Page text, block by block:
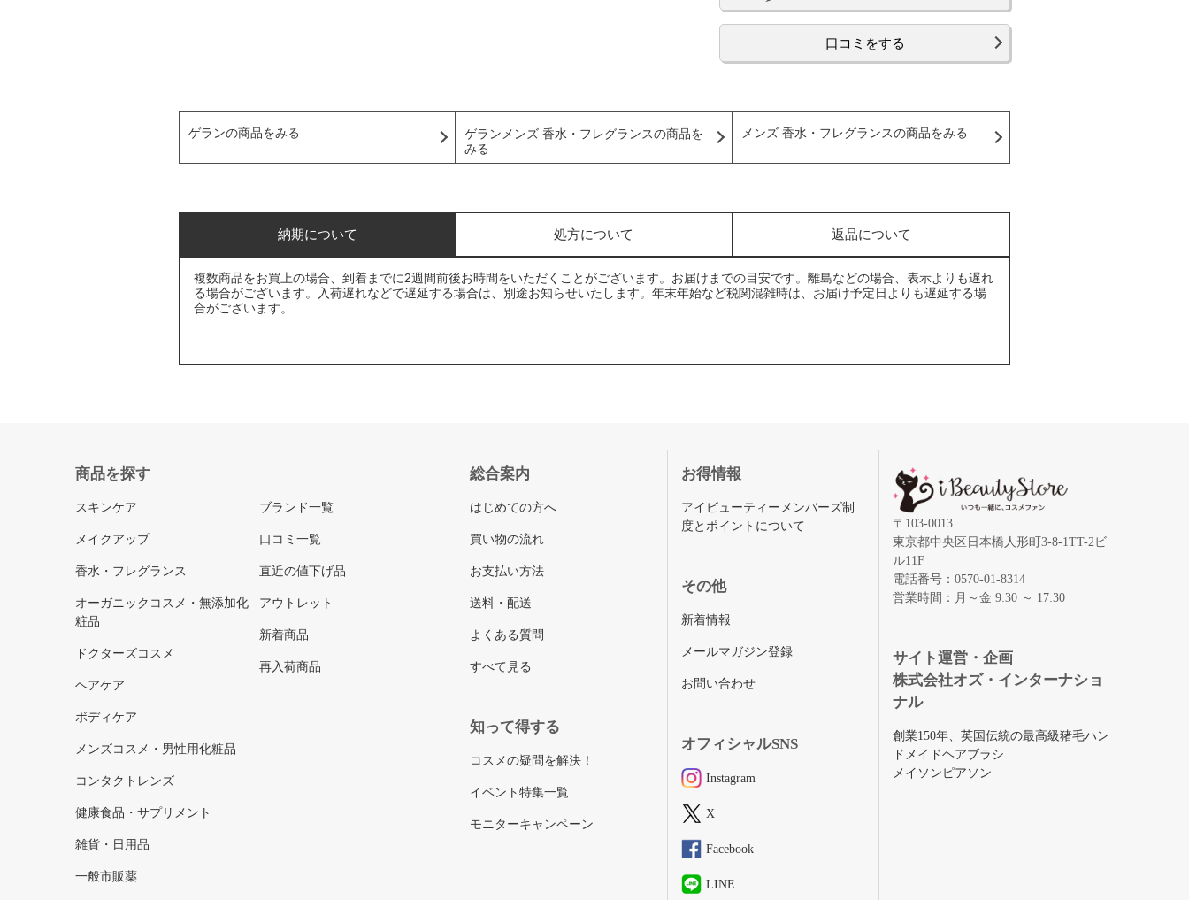
口コミをする
ゲランの商品をみる
ゲランメンズ 香水・フレグランスの商品を
みる
メンズ 香水・フレグランスの商品をみる
納期について 処方について 返品について
複数商品をお買上の場合、到着までに2週間前後お時間をいただくことがございます。お届けまでの目安です。離島などの場合、表示よりも遅れ
る場合がございます。入荷遅れなどで遅延する場合は、別途お知らせいたします。年末年始など税関混雑時は、お届け予定日よりも遅延する場
合がございます。
商品を探す
スキンケア
メイクアップ
香水・フレグランス
オーガニックコスメ・無添加化
粧品
ドクターズコスメ
ヘアケア
ボディケア
メンズコスメ・男性用化粧品
コンタクトレンズ
健康食品・サプリメント
雑貨・日用品
一般市販薬
ブランド一覧
口コミ一覧
直近の値下げ品
アウトレット
新着商品
再入荷商品
総合案内
はじめての方へ
買い物の流れ
お支払い方法
送料・配送
よくある質問
すべて見る
知って得する
コスメの疑問を解決！
イベント特集一覧
モニターキャンペーン
お得情報
アイビューティーメンバーズ制
度とポイントについて
その他
新着情報
メールマガジン登録
お問い合わせ
オフィシャルSNS
Instagram
X
Facebook
LINE
〒103-0013
東京都中央区日本橋人形町3-8-1TT-2ビ
ル11F
電話番号：0570-01-8314
営業時間：月～金 9:30 ～ 17:30
サイト運営・企画
株式会社オズ・インターナショ
ナル
創業150年、英国伝統の最高級猪毛ハン
ドメイドヘアブラシ
メイソンピアソン